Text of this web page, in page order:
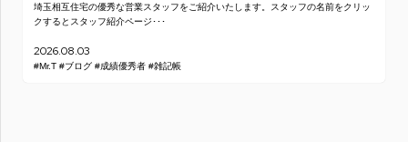
埼玉相互住宅の優秀な営業スタッフをご紹介いたします。スタッフの名前をクリッ
クするとスタッフ紹介ページ･･･
2026.08.03
#Mr.T #ブログ #成績優秀者 #雑記帳